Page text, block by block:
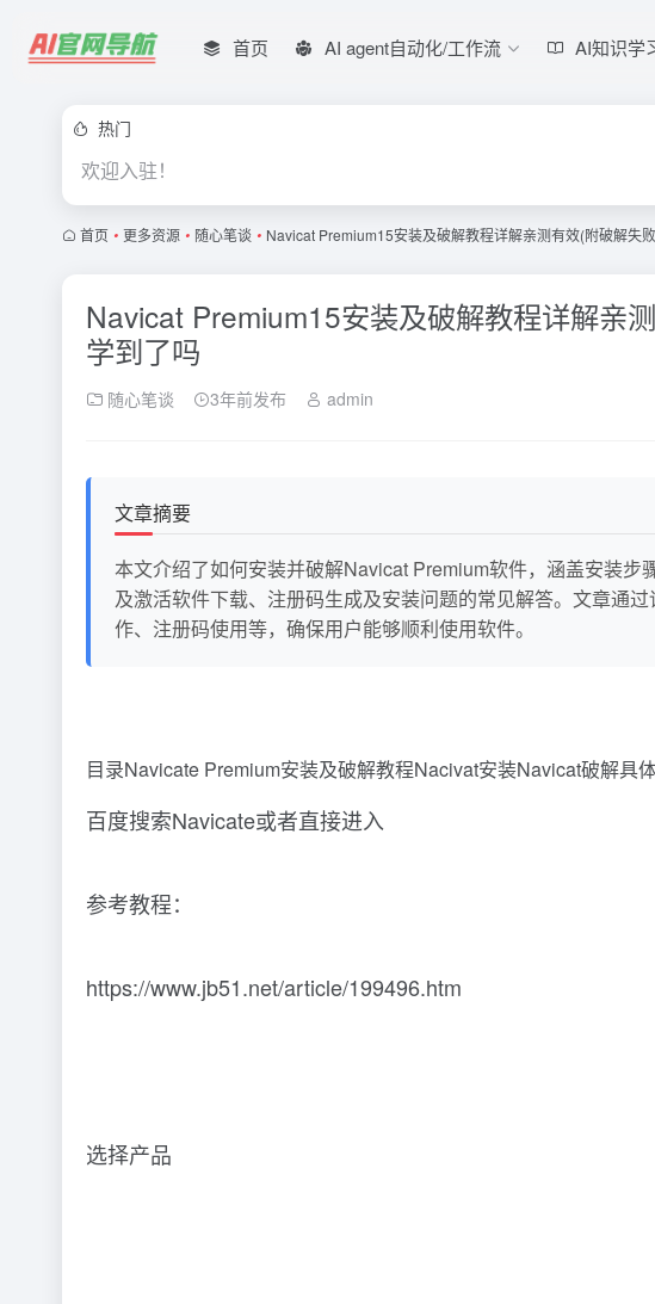
首页 AI agent自动化/工作流 AI知识学
热门
欢迎入驻！
首页 • 更多资源 • 随心笔谈 • Navicat Premium15安装及破解教程详解亲测有效(附破解失
Navicat Premium15安装及破解教程详解亲
学到了吗
随心笔谈 3年前发布 admin
文章摘要
本文介绍了如何安装并破解Navicat Premium软件，涵盖安装
及激活软件下载、注册码生成及安装问题的常见解答。文章通
作、注册码使用等，确保用户能够顺利使用软件。
目录Navicate Premium安装及破解教程Nacivat安装Navicat破解具
百度搜索Navicate或者直接进入
参考教程：
https://www.jb51.net/article/199496.htm
选择产品